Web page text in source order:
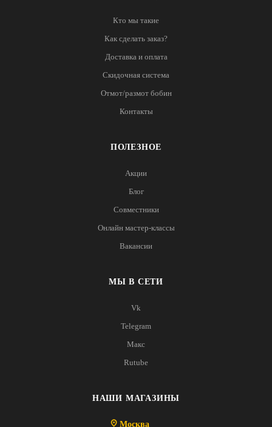
Кто мы такие
Как сделать заказ?
Доставка и оплата
Скидочная система
Отмот/размот бобин
Контакты
ПОЛЕЗНОЕ
Акции
Блог
Совместники
Онлайн мастер-классы
Вакансии
МЫ В СЕТИ
Vk
Telegram
Макс
Rutube
НАШИ МАГАЗИНЫ
Москва